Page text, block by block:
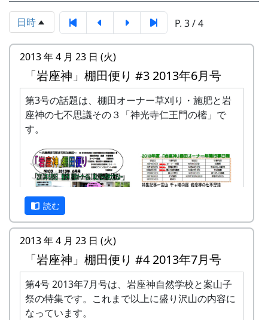
日時 P. 3 / 4
2013 年 4 月 23 日 (火)
「岩座神」棚田便り #3 2013年6月号
第3号の話題は、棚田オーナー草刈り・施肥と岩
座神の七不思議その３「神光寺仁王門の樒」で
す。
「岩座神」棚田便り #3 2013年6月号 (PDF版)
読む
2013 年 4 月 23 日 (火)
「岩座神」棚田便り #4 2013年7月号
第4号 2013年7月号は、岩座神自然学校と案山子
祭の特集です。これまで以上に盛り沢山の内容に
なっています。